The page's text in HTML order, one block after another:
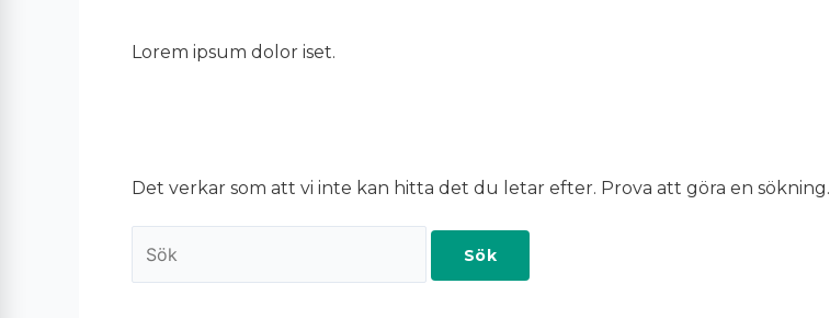
Lorem ipsum dolor iset.
Det verkar som att vi inte kan hitta det du letar efter. Prova att göra en sökning.